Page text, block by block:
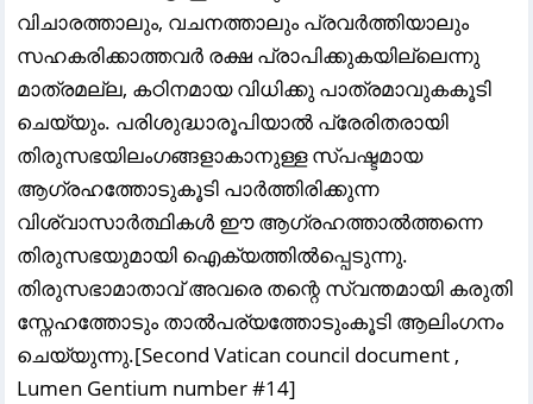
വിചാരത്താലും, വചനത്താലും പ്രവർത്തിയാലും
സഹകരിക്കാത്തവർ രക്ഷ പ്രാപിക്കുകയില്ലെന്നു
മാത്രമല്ല, കഠിനമായ വിധിക്കു പാത്രമാവുകകൂടി
ചെയ്യും. പരിശുദ്ധാരൂപിയാൽ പ്രേരിതരായി
തിരുസഭയിലംഗങ്ങളാകാനുള്ള സ്പഷ്ടമായ
ആഗ്രഹത്തോടുകൂടി പാർത്തിരിക്കുന്ന
വിശ്വാസാർത്ഥികൾ ഈ ആഗ്രഹത്താൽത്തന്നെ
തിരുസഭയുമായി ഐക്യത്തിൽപ്പെടുന്നു.
തിരുസഭാമാതാവ്‌ അവരെ തന്റെ സ്വന്തമായി കരുതി
സ്നേഹത്തോടും താൽപര്യത്തോടുംകൂടി ആലിംഗനം
ചെയ്യുന്നു.[Second Vatican council document ,
Lumen Gentium number #14]